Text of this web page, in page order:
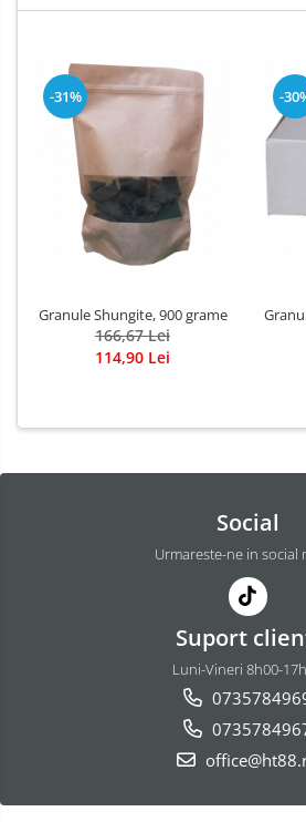
-31%
Granule Shungite, 900 grame
166,67 Lei
114,90 Lei
-
Social
Urmareste-ne in social
Suport
Luni-Vineri 8h00-